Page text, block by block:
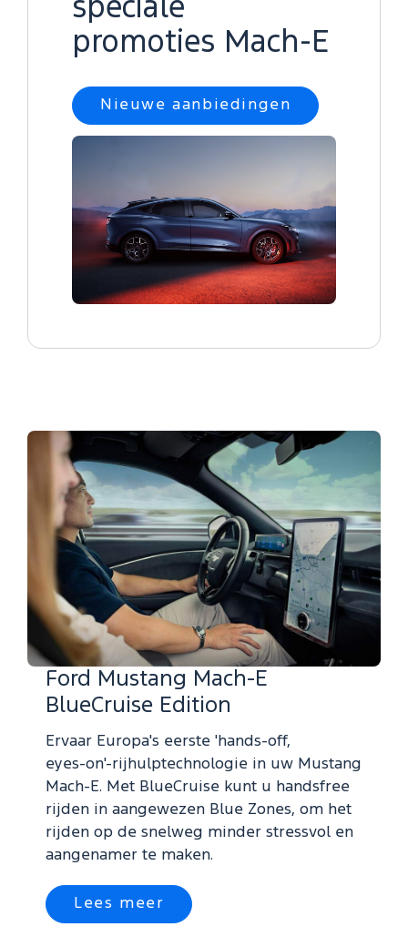
speciale
promoties Mach-E
Nieuwe aanbiedingen
Ford Mustang Mach-E
BlueCruise Edition
Ervaar Europa's eerste 'hands‑off,
eyes‑on'‑rijhulptechnologie in uw Mustang
Mach‑E. Met BlueCruise kunt u handsfree
rijden in aangewezen Blue Zones, om het
rijden op de snelweg minder stressvol en
aangenamer te maken.
Lees meer